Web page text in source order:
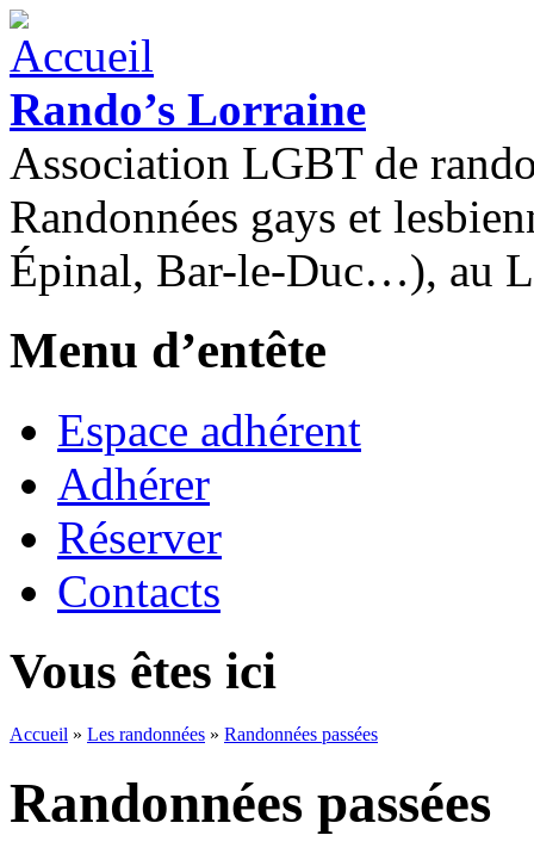
Rando’s Lorraine
Association LGBT de
Randonnées gays et
Épinal, Bar-le-Duc…), au
Menu d’entête
Espace adhérent
Adhérer
Réserver
Contacts
Vous êtes ici
Accueil » Les randonnées » Randonnées passées
Randonnées passées